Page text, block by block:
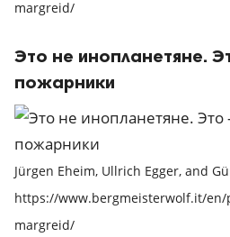
margreid/
Это не инопланетяне.
пожарники
Jürgen Eheim, Ullrich Egger, and
https://www.bergmeisterwolf.it/
margreid/